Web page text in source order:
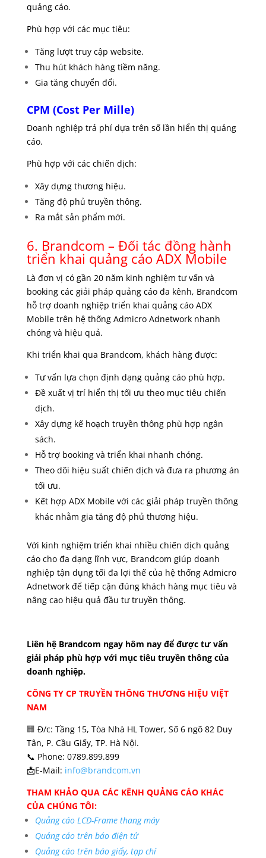
quảng cáo.
Phù hợp với các mục tiêu:
Tăng lượt truy cập website.
Thu hút khách hàng tiềm năng.
Gia tăng chuyển đổi.
CPM (Cost Per Mille)
Doanh nghiệp trả phí dựa trên số lần hiển thị quảng
cáo.
Phù hợp với các chiến dịch:
Xây dựng thương hiệu.
Tăng độ phủ truyền thông.
Ra mắt sản phẩm mới.
6. Brandcom – Đối tác đồng hành
triển khai quảng cáo ADX Mobile
Là đơn vị có gần 20 năm kinh nghiệm tư vấn và
booking các giải pháp quảng cáo đa kênh, Brandcom
hỗ trợ doanh nghiệp triển khai quảng cáo ADX
Mobile trên hệ thống Admicro Adnetwork nhanh
chóng và hiệu quả.
Khi triển khai qua Brandcom, khách hàng được:
Tư vấn lựa chọn định dạng quảng cáo phù hợp.
Đề xuất vị trí hiển thị tối ưu theo mục tiêu chiến
dịch.
Xây dựng kế hoạch truyền thông phù hợp ngân
sách.
Hỗ trợ booking và triển khai nhanh chóng.
Theo dõi hiệu suất chiến dịch và đưa ra phương án
tối ưu.
Kết hợp ADX Mobile với các giải pháp truyền thông
khác nhằm gia tăng độ phủ thương hiệu.
Với kinh nghiệm triển khai nhiều chiến dịch quảng
cáo cho đa dạng lĩnh vực, Brandcom giúp doanh
nghiệp tận dụng tối đa lợi thế của hệ thống Admicro
Adnetwork để tiếp cận đúng khách hàng mục tiêu và
nâng cao hiệu quả đầu tư truyền thông.
Liên hệ Brandcom ngay hôm nay để được tư vấn
giải pháp phù hợp với mục tiêu truyền thông của
doanh nghiệp.
CÔNG TY CP TRUYỀN THÔNG THƯƠNG HIỆU VIỆT
NAM
🏢 Đ/c: Tầng 15, Tòa Nhà HL Tower, Số 6 ngõ 82 Duy
Tân, P. Cầu Giấy, TP. Hà Nội.
📞 Phone: 0789.899.899
📩E-Mail: info@brandcom.vn
THAM KHẢO QUA CÁC KÊNH QUẢNG CÁO KHÁC
CỦA CHÚNG TÔI:
Quảng cáo LCD-Frame thang máy
Quảng cáo trên báo điện tử
Quảng cáo trên báo giấy, tạp chí